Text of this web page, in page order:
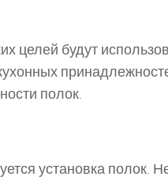
целей будут
полок.
установка полок.